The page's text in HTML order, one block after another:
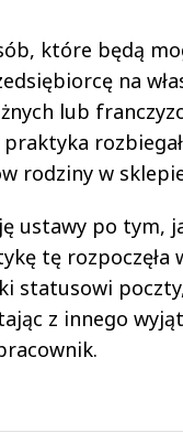
które będą
na
lub
rodziny w
ustawy po tym,
tę
statusowi
z innego